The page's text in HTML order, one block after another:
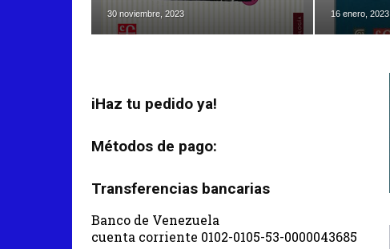
30 noviembre, 2023 16 enero, 2023
iHaz tu pedido ya!
Métodos de pago:
Transferencias bancarias
Banco de Venezuela
cuenta corriente 0102-0105-53-0000043685